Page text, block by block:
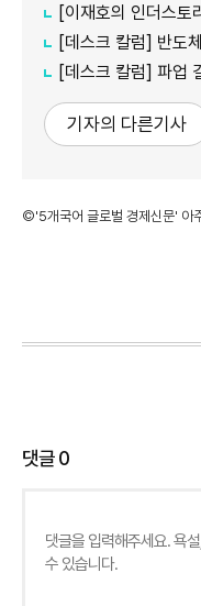
[이재호의 인더스토리]
[데스크 칼럼] 반도체
[데스크 칼럼] 파업 길
기자의 다른기사
©'5개국어 글로벌 경제신문' 아
댓글0